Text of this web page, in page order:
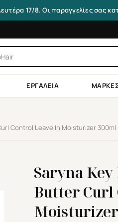
17/8. Οι παραγγελίες σας
ΕΡΓΑΛΕΊΑ
Control Leave In Moisturizer 300ml
Saryna
Butter Curl